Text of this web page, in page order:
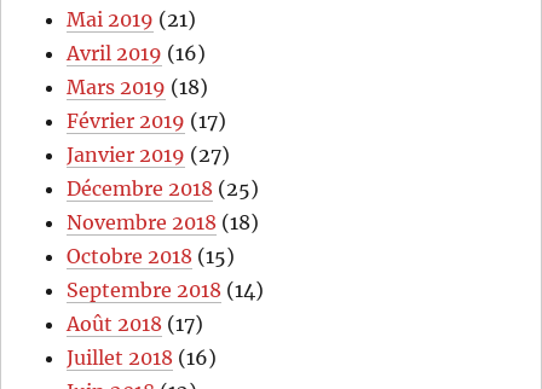
Mai 2019 (21)
Avril 2019 (16)
Mars 2019 (18)
Février 2019 (17)
Janvier 2019 (27)
Décembre 2018 (25)
Novembre 2018 (18)
Octobre 2018 (15)
Septembre 2018 (14)
Août 2018 (17)
Juillet 2018 (16)